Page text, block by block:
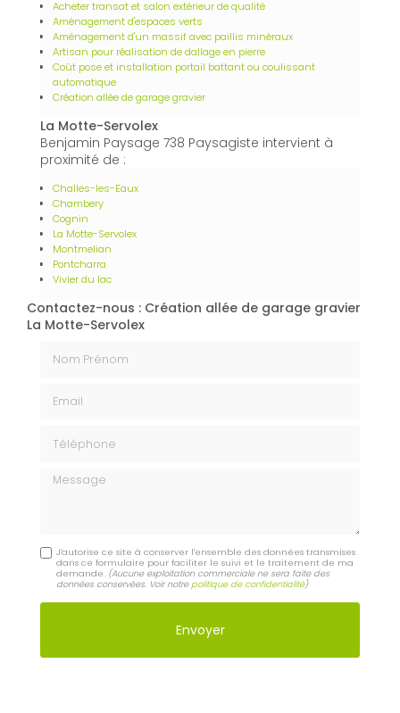
Acheter transat et salon extérieur de qualité
Aménagement d'espaces verts
Aménagement d'un massif avec paillis minéraux
Artisan pour réalisation de dallage en pierre
Coût pose et installation portail battant ou coulissant
automatique
Création allée de garage gravier
La Motte-Servolex
Benjamin Paysage 738 Paysagiste intervient à
proximité de :
Challes-les-Eaux
Chambery
Cognin
La Motte-Servolex
Montmelian
Pontcharra
Vivier du lac
Contactez-nous : Création allée de garage gravier
La Motte-Servolex
Message
J'autorise ce site à conserver l'ensemble des données transmises
dans ce formulaire pour faciliter le suivi et le traitement de ma
demande. (Aucune exploitation commerciale ne sera faite des
données conservées. Voir notrepolitique de confidentialité)